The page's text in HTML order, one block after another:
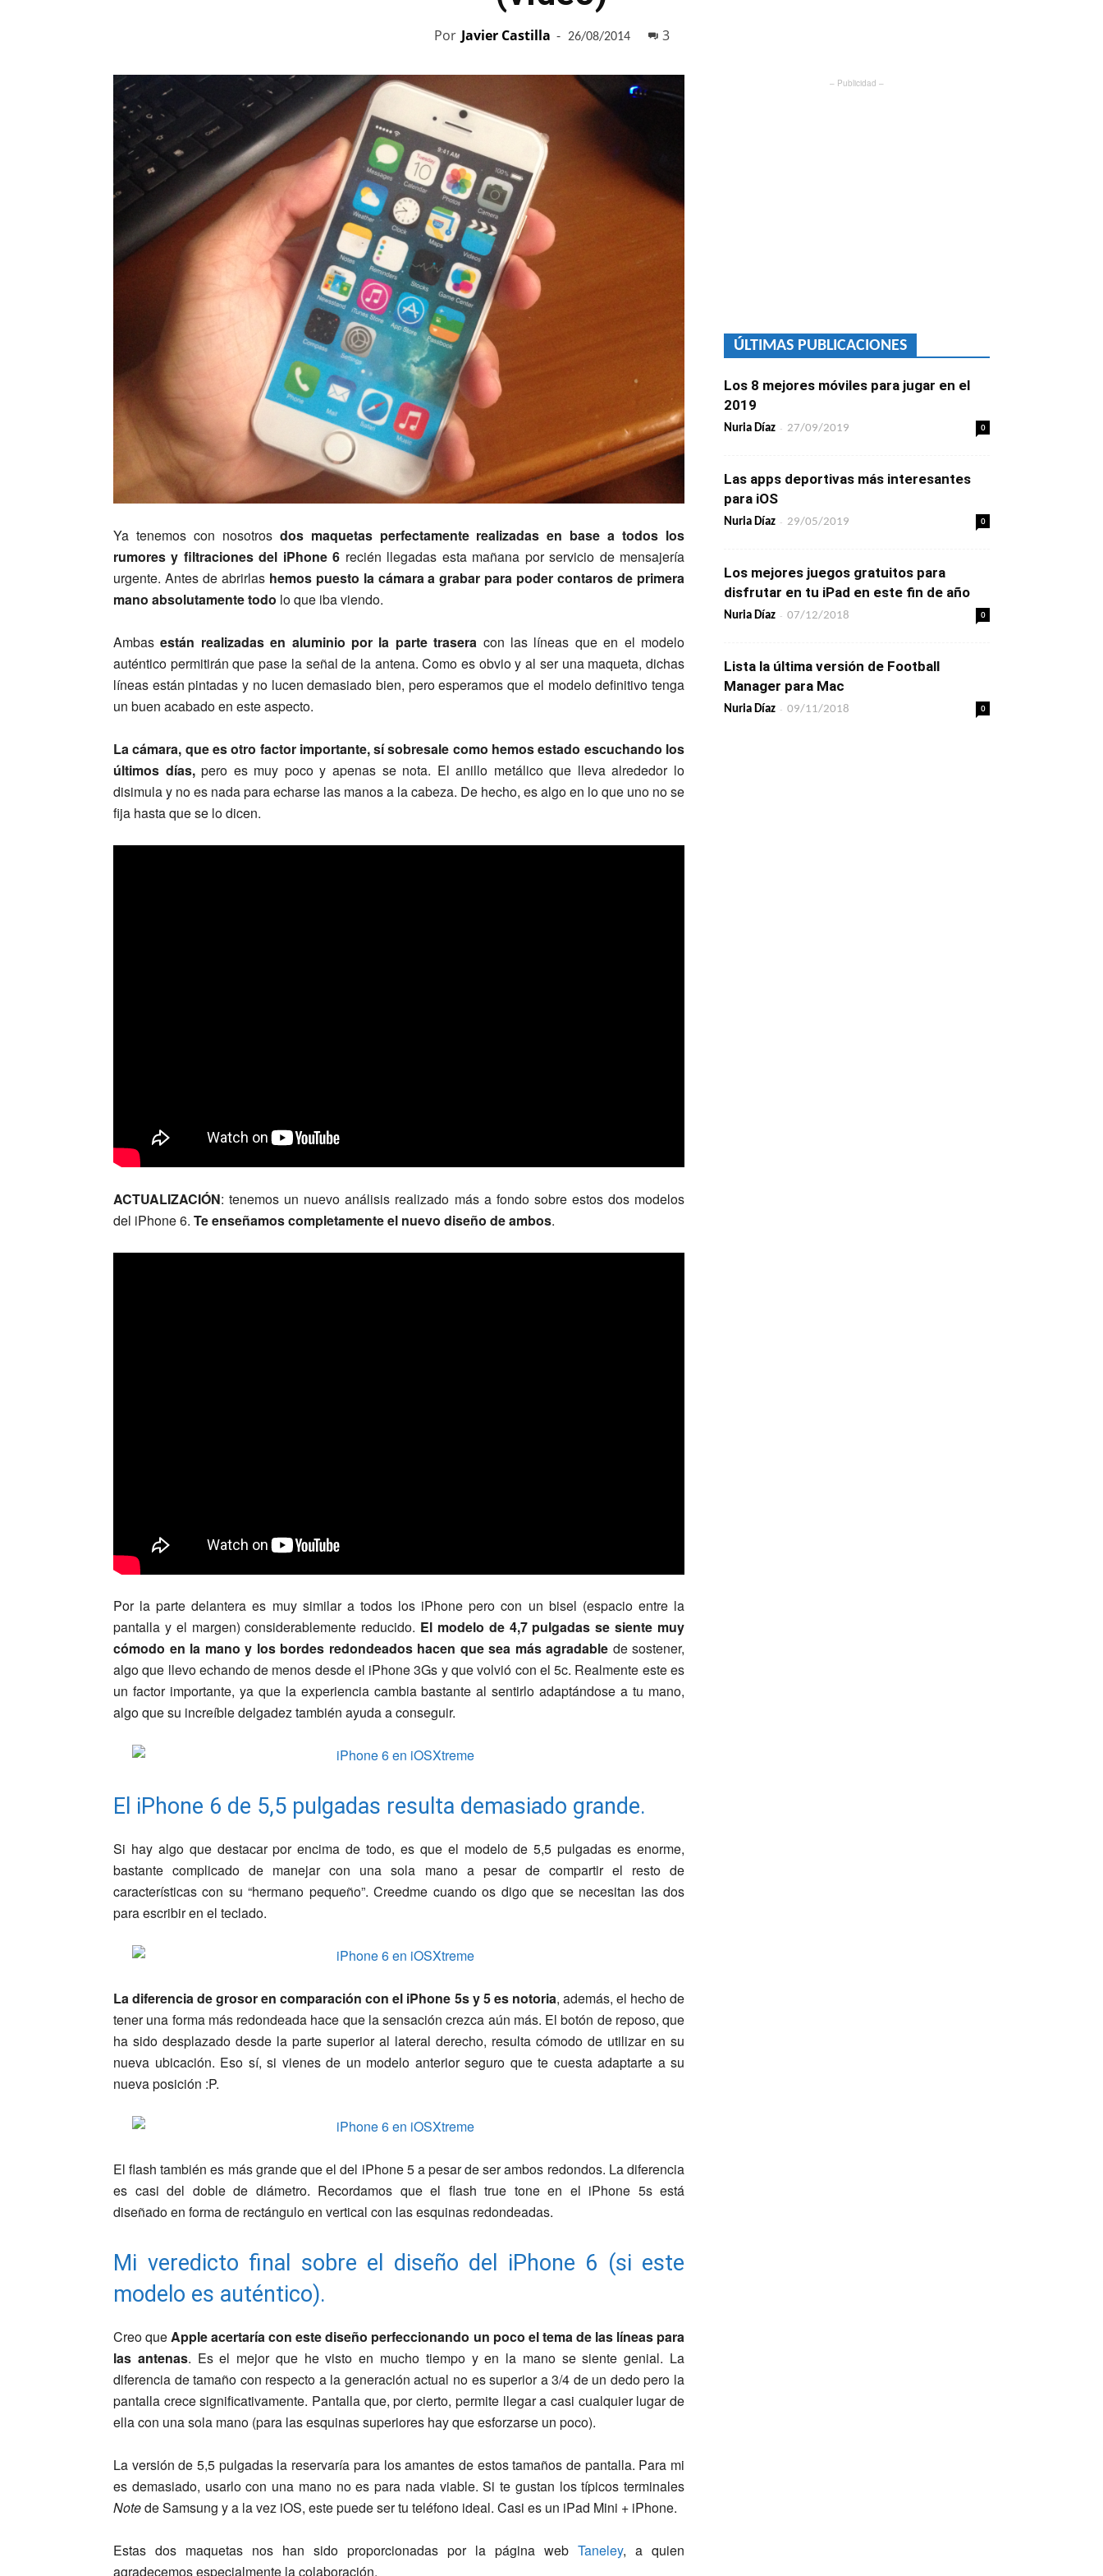
Por Javier Castilla - 26/08/2014 3
Ya tenemos con nosotros dos maquetas perfectamente realizadas en base a todos los
rumores y filtraciones del iPhone 6 recién llegadas esta mañana por servicio de mensajería
urgente. Antes de abrirlas hemos puesto la cámara a grabar para poder contaros de primera
mano absolutamente todo lo que iba viendo.
Ambasestán realizadas en aluminio por la parte trasera con las líneas que en el modelo
auténtico permitirán que pase la señal de la antena. Como es obvio y al ser una maqueta, dichas
líneas están pintadas y no lucen demasiado bien, pero esperamos que el modelo definitivo tenga
un buen acabado en este aspecto.
La cámara, que es otro factor importante, sí sobresale como hemos estado escuchando los
últimos días,pero es muy poco y apenas se nota. El anillo metálico que lleva alrededor lo
disimula y no es nada para echarse las manos a la cabeza. De hecho, es algo en lo que uno no se
fija hasta que se lo dicen.
ACTUALIZACIÓN: tenemos un nuevo análisis realizado más a fondo sobre estos dos modelos
del iPhone 6. Te enseñamos completamente el nuevo diseño de ambos.
Por la parte delantera es muy similar a todos los iPhone pero con un bisel (espacio entre la
pantalla y el margen) considerablemente reducido. El modelo de 4,7 pulgadas se siente muy
cómodo en la mano y los bordes redondeados hacen que sea más agradable de sostener,
algo que llevo echando de menos desde el iPhone 3Gs y que volvió con el 5c. Realmente este es
un factor importante, ya que la experiencia cambia bastante al sentirlo adaptándose a tu mano,
algo que su increíble delgadez también ayuda a conseguir.
El iPhone 6 de 5,5 pulgadas resulta demasiado grande.
Si hay algo que destacar por encima de todo, es que el modelo de 5,5 pulgadas es enorme,
bastante complicado de manejar con una sola mano a pesar de compartir el resto de
características con su “hermano pequeño”. Creedme cuando os digo que se necesitan las dos
para escribir en el teclado.
La diferencia de grosor en comparación con el iPhone 5s y 5 es notoria, además, el hecho de
tener una forma más redondeada hace que la sensación crezca aún más. El botón de reposo, que
ha sido desplazado desde la parte superior al lateral derecho, resulta cómodo de utilizar en su
nueva ubicación. Eso sí, si vienes de un modelo anterior seguro que te cuesta adaptarte a su
nueva posición :P.
El flash también es más grande que el del iPhone 5 a pesar de ser ambos redondos. La diferencia
es casi del doble de diámetro. Recordamos que el flash true tone en el iPhone 5s está
diseñado en forma de rectángulo en vertical con las esquinas redondeadas.
Mi veredicto final sobre el diseño del iPhone 6 (si este
modelo es auténtico).
Creo queApple acertaría con este diseño perfeccionando un poco el tema de las líneas para
las antenas. Es el mejor que he visto en mucho tiempo y en la mano se siente genial. La
diferencia de tamaño con respecto a la generación actual no es superior a 3/4 de un dedo pero la
pantalla crece significativamente. Pantalla que, por cierto, permite llegar a casi cualquier lugar de
ella con una sola mano (para las esquinas superiores hay que esforzarse un poco).
La versión de 5,5 pulgadas la reservaría para los amantes de estos tamaños de pantalla. Para mi
es demasiado, usarlo con una mano no es para nada viable. Si te gustan los típicos terminales
Notede Samsung y a la vez iOS, este puede ser tu teléfono ideal. Casi es un iPad Mini + iPhone.
Estas dos maquetas nos han sido proporcionadas por la página web Taneley, a quien
agradecemos especialmente la colaboración.
– Publicidad –
ÚLTIMAS PUBLICACIONES
Los 8 mejores móviles para jugar en el
2019
Nuria Díaz - 27/09/2019 0
Las apps deportivas más interesantes
para iOS
Nuria Díaz - 29/05/2019 0
Los mejores juegos gratuitos para
disfrutar en tu iPad en este fin de año
Nuria Díaz - 07/12/2018 0
Lista la última versión de Football
Manager para Mac
Nuria Díaz - 09/11/2018 0